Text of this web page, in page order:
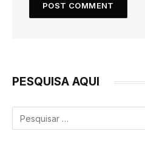
PESQUISA AQUI